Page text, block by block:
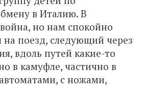
в Италию. В
но нам спокойно
поезд, следующий через
вдоль путей какие-то
в камуфле, частично в
с ножами,